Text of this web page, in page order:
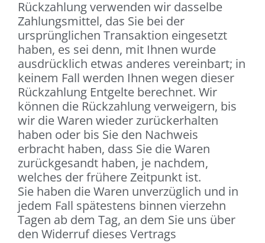
Rückzahlung verwenden wir dasselbe
Zahlungsmittel, das Sie bei der
ursprünglichen Transaktion eingesetzt
haben, es sei denn, mit Ihnen wurde
ausdrücklich etwas anderes vereinbart; in
keinem Fall werden Ihnen wegen dieser
Rückzahlung Entgelte berechnet. Wir
können die Rückzahlung verweigern, bis
wir die Waren wieder zurückerhalten
haben oder bis Sie den Nachweis
erbracht haben, dass Sie die Waren
zurückgesandt haben, je nachdem,
welches der frühere Zeitpunkt ist.
Sie haben die Waren unverzüglich und in
jedem Fall spätestens binnen vierzehn
Tagen ab dem Tag, an dem Sie uns über
den Widerruf dieses Vertrags